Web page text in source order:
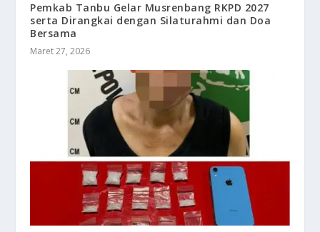
Pemkab Tanbu Gelar Musrenbang RKPD 2027
serta Dirangkai dengan Silaturahmi dan Doa
Bersama
Maret 27, 2026